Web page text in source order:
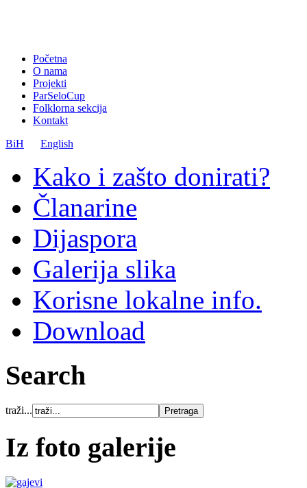
Početna
O nama
Projekti
ParSeloCup
Folklorna sekcija
Kontakt
BiH
English
Kako i zašto donirati?
Članarine
Dijaspora
Galerija slika
Korisne lokalne info.
Download
Search
traži...
Iz foto galerije